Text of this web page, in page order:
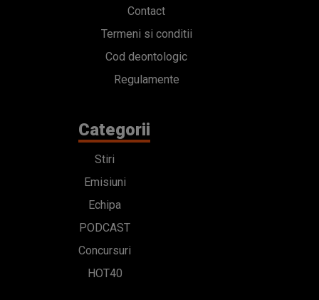
Contact
Termeni si conditii
Cod deontologic
Regulamente
Categorii
Stiri
Emisiuni
Echipa
PODCAST
Concursuri
HOT40